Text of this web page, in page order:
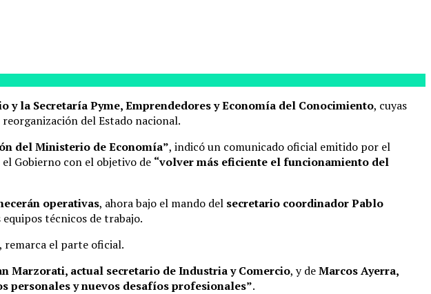
la Secretaría Pyme, Emprendedores y Economía del Conocimiento, cuyas
del Estado nacional.
del Ministerio de Economía”, indicó un comunicado oficial emitido por el
Gobierno con el objetivo de “volver más eficiente el funcionamiento del
operativas, ahora bajo el mando del secretario coordinador Pablo
técnicos de trabajo.
, remarca el parte oficial.
Marzorati, actual secretario de Industria y Comercio, y deMarcos Ayerra,
personales y nuevos desafíos profesionales”.